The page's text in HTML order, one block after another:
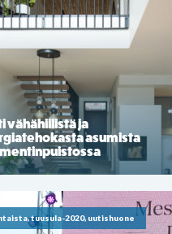
vähähiilistä ja
asumista
tuusula-2020, uutishuone